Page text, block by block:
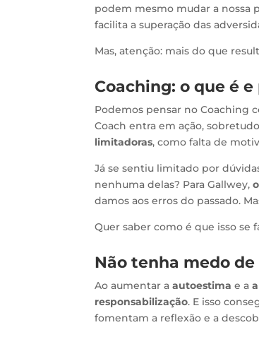
podem mesmo mudar a nossa
facilita a superação das
Mas, atenção: mais do que
Coaching: o que é e
Podemos pensar no Coaching
Coach entra em ação,
limitadoras, como falta de
Já se sentiu limitado por
nenhuma delas? Para Gallwey,
damos aos erros do passado.
Quer saber como é que isso se
Não tenha medo
Ao aumentar aautoestima e a
responsabilização. E isso
fomentam a reflexão e a